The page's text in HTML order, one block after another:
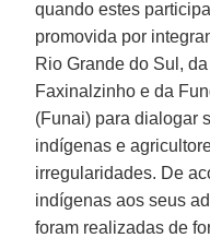
quando estes
promovida por
Rio Grande do Sul,
Faxinalzinho e da
(Funai) para dialogar
indígenas e
irregularidades. De
indígenas aos seus
foram realizadas de